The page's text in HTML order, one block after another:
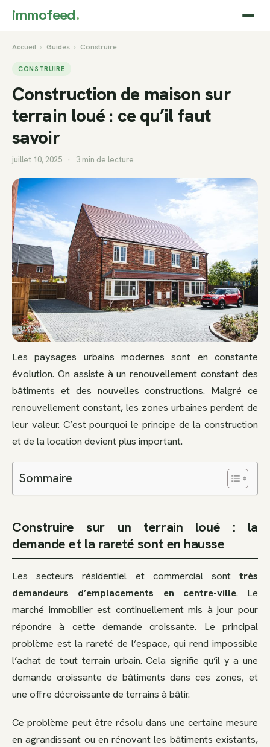
immofeed.
Accueil › Guides › Construire
CONSTRUIRE
Construction de maison sur
terrain loué : ce qu’il faut
savoir
juillet 10, 2025 · 3 min de lecture
Les paysages urbains modernes sont en constante
évolution. On assiste à un renouvellement constant des
bâtiments et des nouvelles constructions. Malgré ce
renouvellement constant, les zones urbaines perdent de
leur valeur. C’est pourquoi le principe de la construction
et de la location devient plus important.
Sommaire
Construire sur un terrain loué : la
demande et la rareté sont en hausse
Les secteurs résidentiel et commercial sont très
demandeurs d’emplacements en centre-ville. Le
marché immobilier est continuellement mis à jour pour
répondre à cette demande croissante. Le principal
problème est la rareté de l’espace, qui rend impossible
l’achat de tout terrain urbain. Cela signifie qu’il y a une
demande croissante de bâtiments dans ces zones, et
une offre décroissante de terrains à bâtir.
Ce problème peut être résolu dans une certaine mesure
en agrandissant ou en rénovant les bâtiments existants,